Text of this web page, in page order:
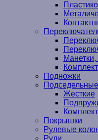
Подножки
Жесткие
Покрышки
Рулевые
Рули